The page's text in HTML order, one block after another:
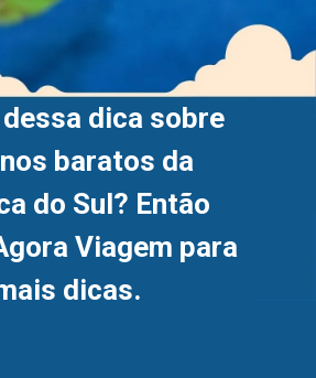
dica sobre
baratos da
do Sul? Então
Viagem para
dicas.